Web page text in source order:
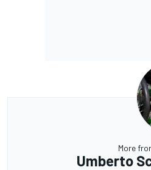
More
Umberto